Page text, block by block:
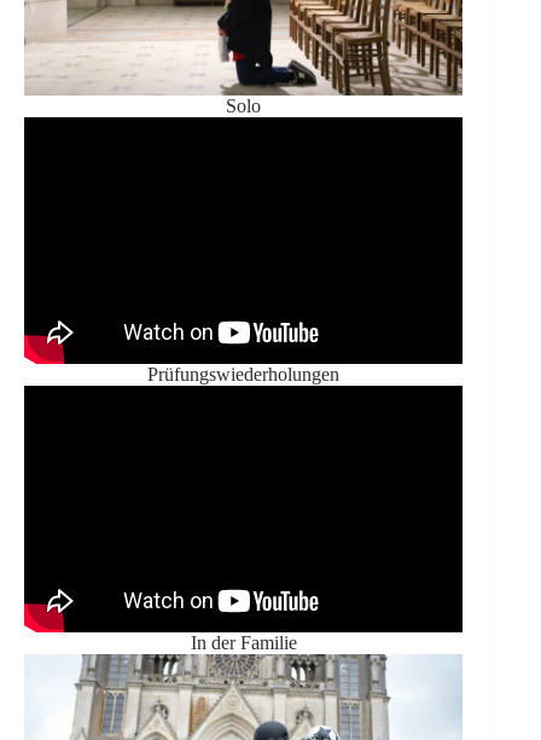
Solo
Prüfungswiederholungen
In der Familie